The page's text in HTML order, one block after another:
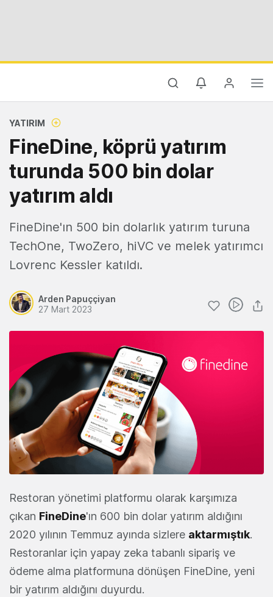
YATIRIM
FineDine, köprü yatırım
turunda 500 bin dolar
yatırım aldı
FineDine'ın 500 bin dolarlık yatırım turuna
TechOne, TwoZero, hiVC ve melek yatırımcı
Lovrenc Kessler katıldı.
Arden Papuççiyan
27 Mart 2023
Restoran yönetimi platformu olarak karşımıza
çıkan FineDine'ın 600 bin dolar yatırım aldığını
2020 yılının Temmuz ayında sizlere aktarmıştık.
Restoranlar için yapay zeka tabanlı sipariş ve
ödeme alma platformuna dönüşen FineDine, yeni
bir yatırım aldığını duyurdu.